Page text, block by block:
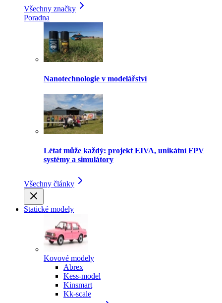
Všechny značky
Poradna
Nanotechnologie v modelářství
Létat může každý: projekt EIVA, unikátní FPV
systémy a simulátory
Všechny články
Statické modely
Kovové modely
Abrex
Kess-model
Kinsmart
Kk-scale